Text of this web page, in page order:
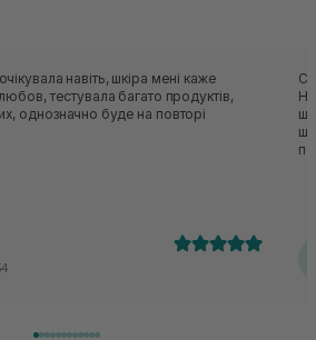
навіть, шкіра мені каже
тестувала багато продуктів,
однозначно буде на повторі